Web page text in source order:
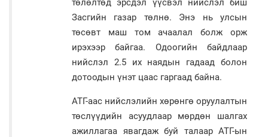
төлөлтөд эрсдэл үүсвэл нийслэл биш
Засгийн газар төлнө. Энэ нь улсын
төсөвт маш том ачаалал болж орж
ирэхээр байгаа. Одоогийн байдлаар
нийслэл 2.5 их наядын гадаад болон
дотоодын үнэт цаас гаргаад байна.
АТГ-аас нийслэлийн хөрөнгө оруулалтын
төслүүдийн асуудлаар мөрдөн шалгах
ажиллагаа явагдаж буй талаар АТГ-ын